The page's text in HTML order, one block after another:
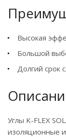
Высокая
Большой
Долгий срок
Углы K-FLEX
изоляционные